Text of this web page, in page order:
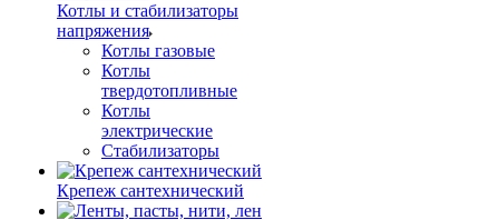
Котлы и стабилизаторы
напряжения
Котлы газовые
Котлы
твердотопливные
Котлы
электрические
Стабилизаторы
Крепеж сантехнический